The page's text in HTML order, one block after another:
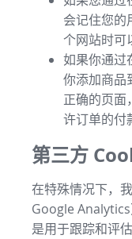
会记住您的
个网站时可
如果你通过
你添加商品
正确的页面
许订单的付
第三方
在特殊情况下，
Google
是用于跟踪和评